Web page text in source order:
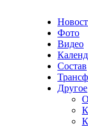
Фото
Видео
Состав
Другое